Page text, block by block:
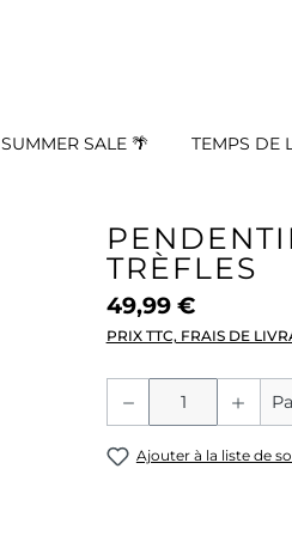
SUMMER SALE 🌴 TEMPS DE
TRÈFLES
49,99 €
PRIX TTC, FRAIS DE
Quantité
Ajouter à la liste de